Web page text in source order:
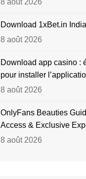
Download 1xBet.in
8 août 2026
Download app casino :
pour installer
8 août 2026
OnlyFans Beauties
Access & Exclusive
8 août 2026